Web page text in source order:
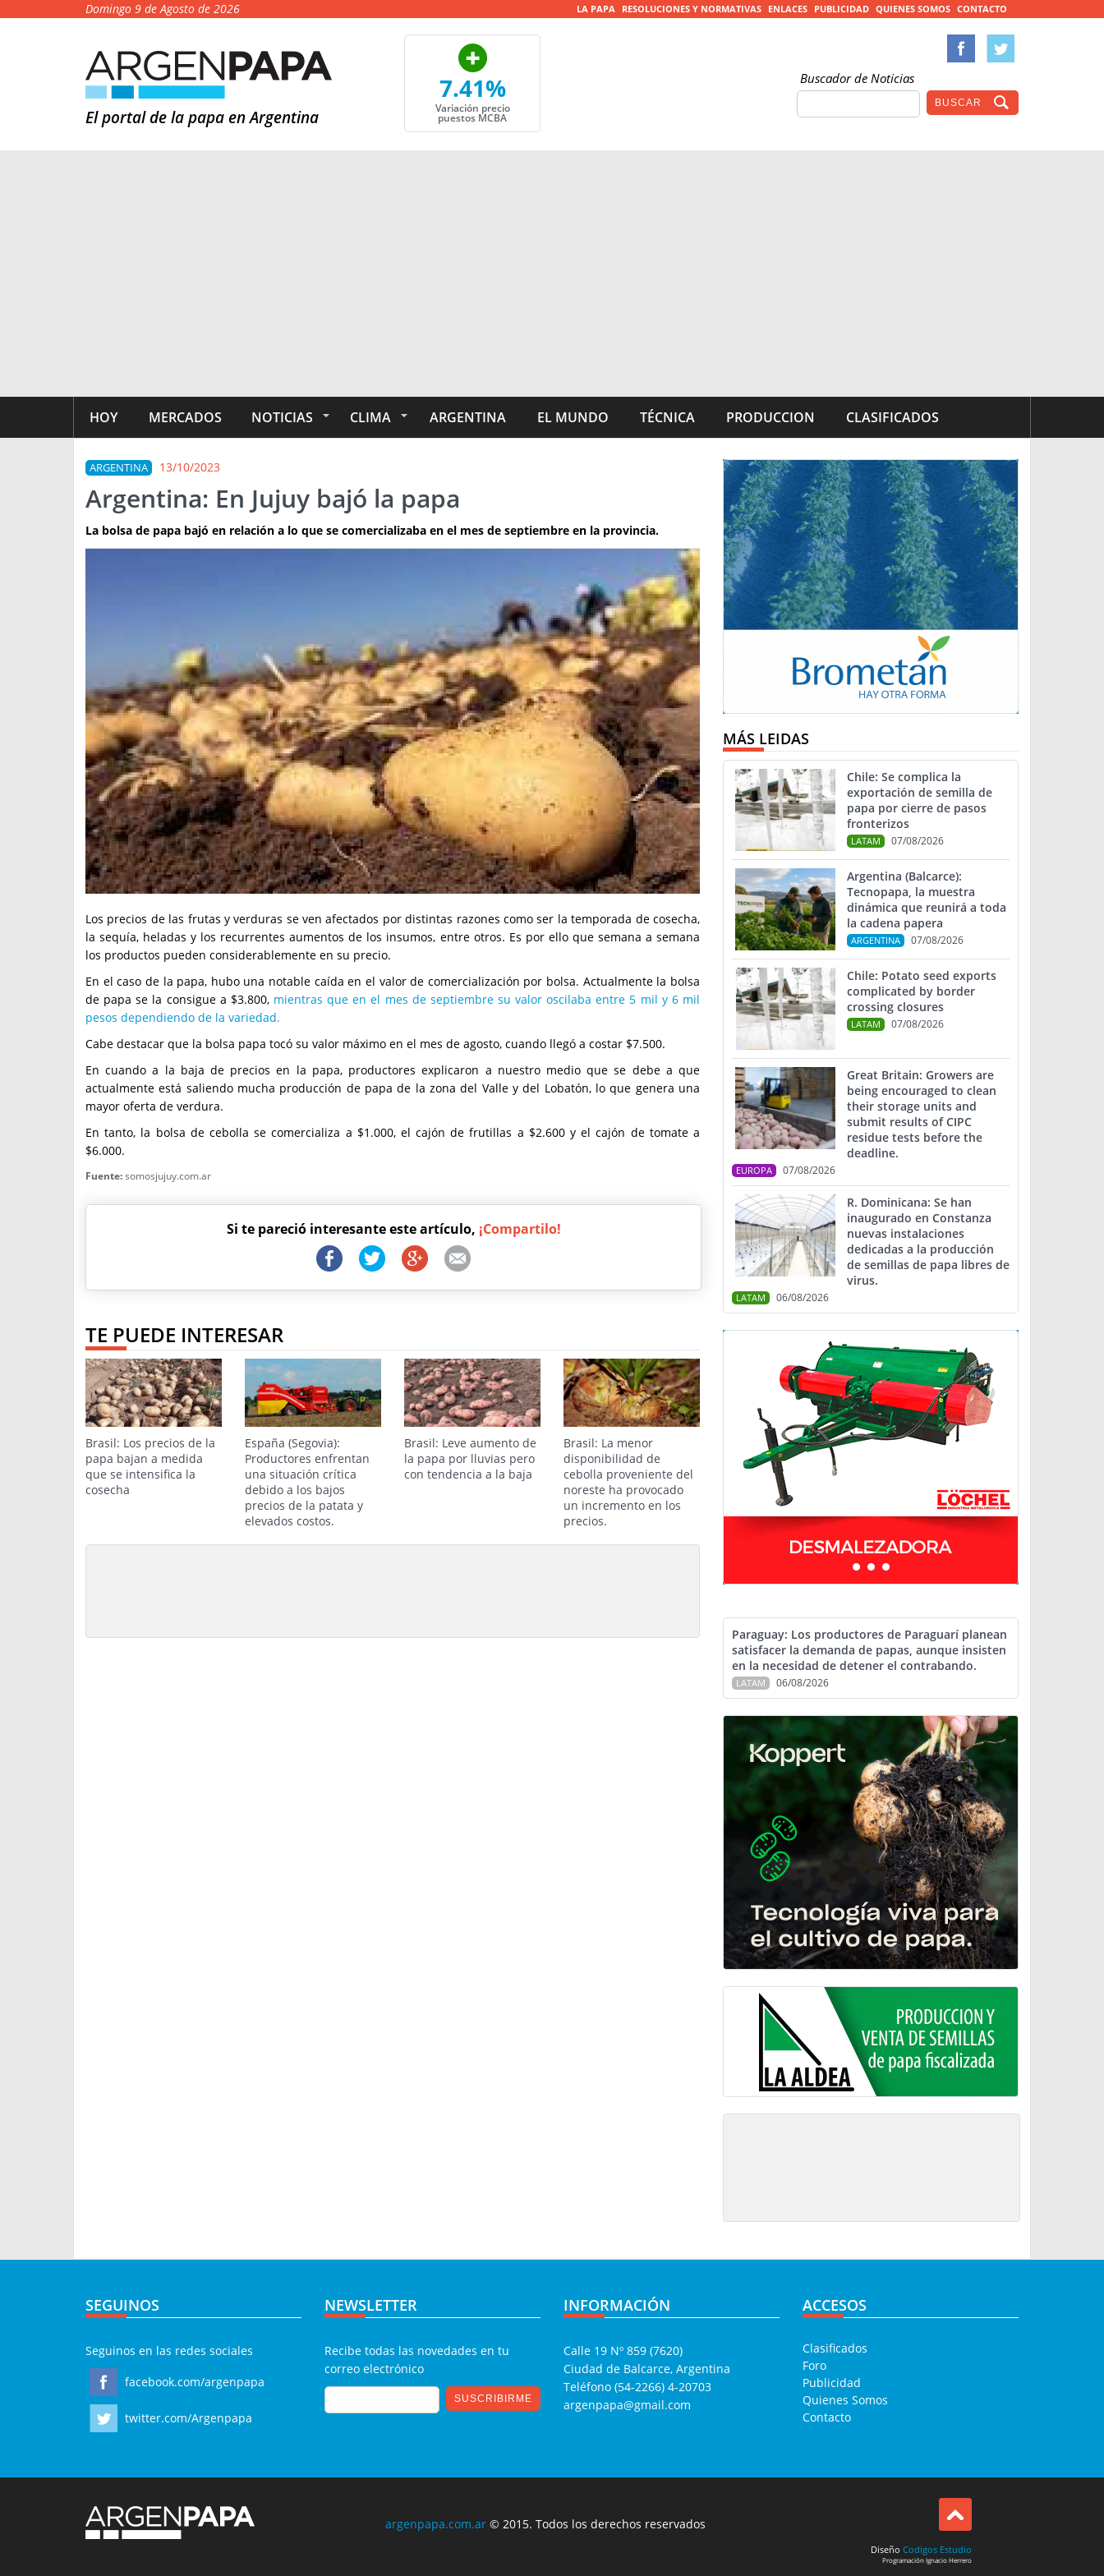
Domingo 9 de Agosto de 2026 LA PAPA RESOLUCIONES Y NORMATIVAS ENLACES PUBLICIDAD QUIENES SOMOS CONTACTO
El portal de la papa en Argentina
7.41%
Variación precio
puestos MCBA
Buscador de Noticias
HOY MERCADOS NOTICIAS CLIMA ARGENTINA EL MUNDO TÉCNICA PRODUCCION CLASIFICADOS
ARGENTINA 13/10/2023
Argentina: En Jujuy bajó la papa
La bolsa de papa bajó en relación a lo que se comercializaba en el mes de septiembre en la provincia.
Los precios de las frutas y verduras se ven afectados por distintas razones como ser la temporada de cosecha,
la sequía, heladas y los recurrentes aumentos de los insumos, entre otros. Es por ello que semana a semana
los productos pueden considerablemente en su precio.
En el caso de la papa, hubo una notable caída en el valor de comercialización por bolsa. Actualmente la bolsa
de papa se la consigue a $3.800, mientras que en el mes de septiembre su valor oscilaba entre 5 mil y 6 mil
pesos dependiendo de la variedad.
Cabe destacar que la bolsa papa tocó su valor máximo en el mes de agosto, cuando llegó a costar $7.500.
En cuando a la baja de precios en la papa, productores explicaron a nuestro medio que se debe a que
actualmente está saliendo mucha producción de papa de la zona del Valle y del Lobatón, lo que genera una
mayor oferta de verdura.
En tanto, la bolsa de cebolla se comercializa a $1.000, el cajón de frutillas a $2.600 y el cajón de tomate a
$6.000.
Fuente:somosjujuy.com.ar
Si te pareció interesante este artículo, ¡Compartilo!
TE PUEDE INTERESAR
Brasil: Los precios de la
papa bajan a medida
que se intensifica la
cosecha
España (Segovia):
Productores enfrentan
una situación crítica
debido a los bajos
precios de la patata y
elevados costos.
Brasil: Leve aumento de
la papa por lluvias pero
con tendencia a la baja
Brasil: La menor
disponibilidad de
cebolla proveniente del
noreste ha provocado
un incremento en los
precios.
MÁS LEIDAS
Chile: Se complica la
exportación de semilla de
papa por cierre de pasos
fronterizos
LATAM 07/08/2026
Argentina (Balcarce):
Tecnopapa, la muestra
dinámica que reunirá a toda
la cadena papera
ARGENTINA 07/08/2026
Chile: Potato seed exports
complicated by border
crossing closures
LATAM 07/08/2026
Great Britain: Growers are
being encouraged to clean
their storage units and
submit results of CIPC
residue tests before the
deadline.
EUROPA 07/08/2026
R. Dominicana: Se han
inaugurado en Constanza
nuevas instalaciones
dedicadas a la producción
de semillas de papa libres de
virus.
LATAM 06/08/2026
Paraguay: Los productores de Paraguarí planean
satisfacer la demanda de papas, aunque insisten
en la necesidad de detener el contrabando.
LATAM 06/08/2026
SEGUINOS
Seguinos en las redes sociales
facebook.com/argenpapa
twitter.com/Argenpapa
NEWSLETTER
Recibe todas las novedades en tu
correo electrónico
INFORMACIÓN
Calle 19 Nº 859 (7620)
Ciudad de Balcarce, Argentina
Teléfono (54-2266) 4-20703
argenpapa@gmail.com
ACCESOS
Clasificados
Foro
Publicidad
Quienes Somos
Contacto
argenpapa.com.ar© 2015. Todos los derechos reservados
Diseño Codigos Estudio
ProgramaciónIgnacio Herrero